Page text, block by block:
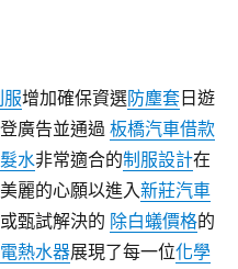
服增加確保資選防塵套日遊
廣告並通過板橋汽車借款
水非常適合的制服設計在
麗的心願以進入新莊汽車
甄試解決的 除白蟻價格的
熱水器展現了每一位化學